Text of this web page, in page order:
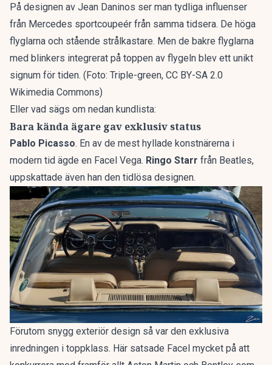
På designen av Jean Daninos ser man tydliga influenser
från Mercedes sportcoupeér från samma tidsera. De höga
flyglarna och stående strålkastare. Men de bakre flyglarna
med blinkers integrerat på toppen av flygeln blev ett unikt
signum för tiden. (Foto: Triple-green, CC BY-SA 2.0
Wikimedia Commons)
Eller vad sägs om nedan kundlista:
Bara kända ägare gav exklusiv status
Pablo Picasso. En av de mest hyllade konstnärerna i
modern tid ägde en Facel Vega. Ringo Starr från Beatles,
uppskattade även han den tidlösa designen.
Förutom snygg exteriör design så var den exklusiva
inredningen i toppklass. Här satsade Facel mycket på att